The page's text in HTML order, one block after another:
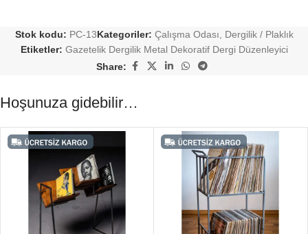
Stok kodu: PC-13Kategoriler: Çalışma Odası, Dergilik / Plaklık
Etiketler: Gazetelik Dergilik Metal Dekoratif Dergi Düzenleyici
Share:
Hoşunuza gidebilir…